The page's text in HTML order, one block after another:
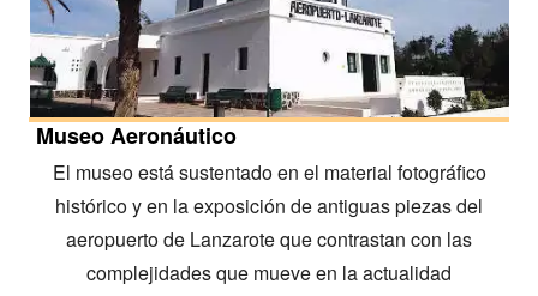
Museo Aeronáutico
El museo está sustentado en el material fotográfico
histórico y en la exposición de antiguas piezas del
aeropuerto de Lanzarote que contrastan con las
complejidades que mueve en la actualidad